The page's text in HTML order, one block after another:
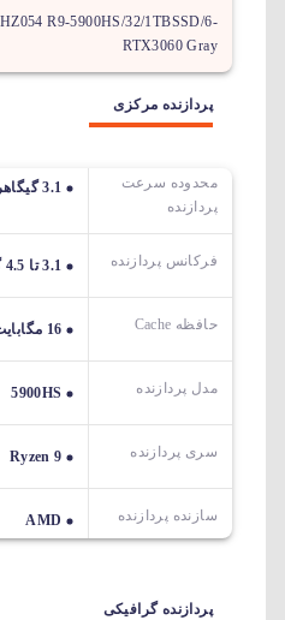
R9-5900HS/32/1TBSSD/6-
RTX3060 Gray
پردازنده مرکزی
محدوده سرعت
پردازنده
3.1 گیگاهرتز
فرکانس پردازنده 3.1 تا 4.5 گیگاهرتز
حافظه Cache 16 مگابایت
مدل پردازنده 5900HS
سری پردازنده Ryzen 9
سازنده پردازنده AMD
پردازنده گرافیکی